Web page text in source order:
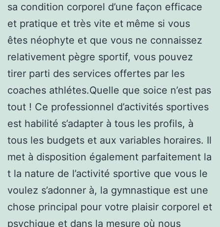
sa condition corporel d’une façon efficace
et pratique et très vite et même si vous
êtes néophyte et que vous ne connaissez
relativement pègre sportif, vous pouvez
tirer parti des services offertes par les
coaches athlétes.Quelle que soice n’est pas
tout ! Ce professionnel d’activités sportives
est habilité s’adapter à tous les profils, à
tous les budgets et aux variables horaires. Il
met à disposition également parfaitement la
t la nature de l’activité sportive que vous le
voulez s’adonner à, la gymnastique est une
chose principal pour votre plaisir corporel et
psychique et dans la mesure où nous